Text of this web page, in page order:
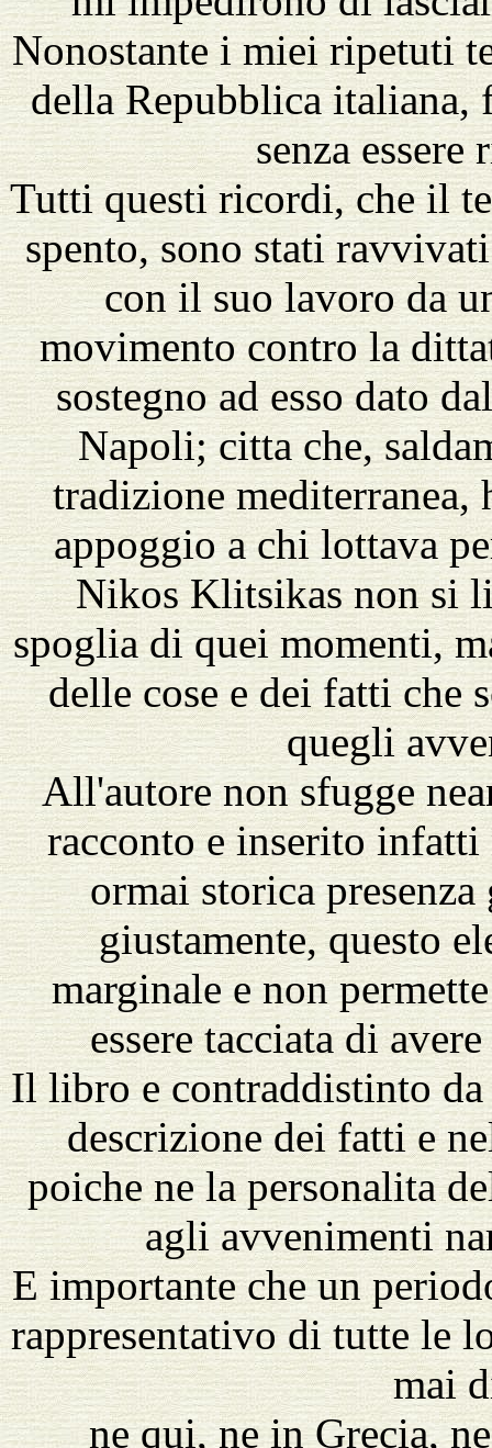
Nonostante i miei ripetuti
della Repubblica italiana,
senza
Tutti questi ricordi, che il
spento, sono stati
con il suo lavoro da
movimento contro la
sostegno ad esso dato
Napoli; citta che,
tradizione mediterranea,
appoggio a chi lottava
Nikos Klitsikas non si
spoglia di quei momenti,
delle cose e dei fatti che
quegli
All'autore non sfugge
racconto e inserito
ormai storica presenza
giustamente, questo
marginale e non
essere tacciata di
Il libro e contraddistinto
descrizione dei fatti e
poiche ne la personalita
agli avvenimenti
E importante che un
rappresentativo di tutte le
mai
ne qui, ne in Grecia,